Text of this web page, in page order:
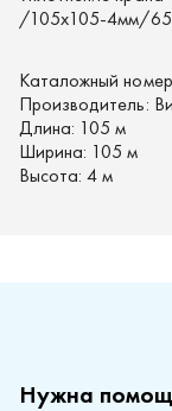
/105х105-4мм/
Каталожный
Производитель:
Длина: 105 м
Ширина: 105 м
Высота: 4 м
Нужна